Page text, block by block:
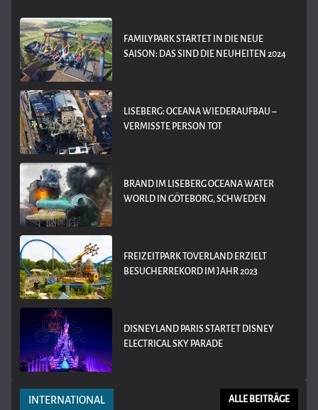
FAMILYPARK STARTET IN DIE NEUE
SAISON: DAS SIND DIE NEUHEITEN 2024
LISEBERG: OCEANA WIEDERAUFBAU –
VERMISSTE PERSON TOT
BRAND IM LISEBERG OCEANA WATER
WORLD IN GÖTEBORG, SCHWEDEN
FREIZEITPARK TOVERLAND ERZIELT
BESUCHERREKORD IM JAHR 2023
DISNEYLAND PARIS STARTET DISNEY
ELECTRICAL SKY PARADE
INTERNATIONAL ALLE BEITRÄGE